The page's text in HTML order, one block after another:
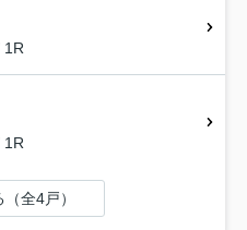
1R
1R
全4戸）